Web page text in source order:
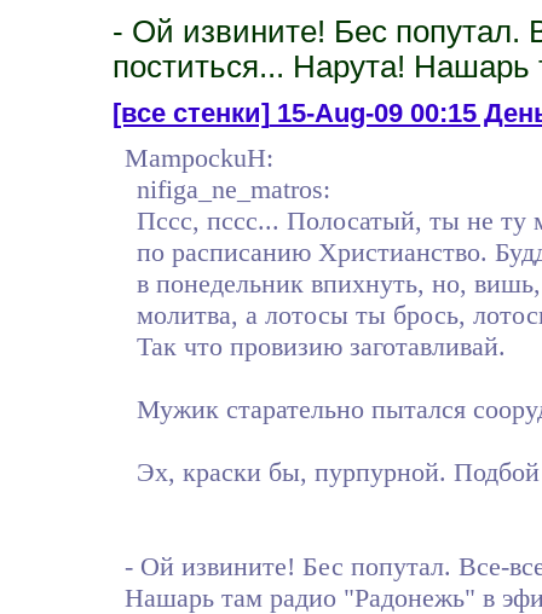
- Ой извините! Бес попутал.
поститься... Нарута!
[все стенки]15-Aug-09 00:15
MampockuH:
nifiga_ne_matros:
Пссс, пссс... Полосатый, ты не ту
по расписанию Христианство.
в понедельник впихнуть, но,
молитва, а лотосы ты брось,
Так что провизию заготавливай.
Мужик старательно пытался
Эх, краски бы, пурпурной. Подбой
- Ой извините! Бес попутал. Все-
Нашарь там радио "Радонежь" в